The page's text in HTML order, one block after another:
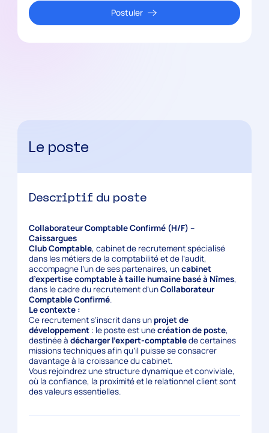
Postuler
Le poste
Descriptif du poste
Collaborateur Comptable Confirmé (H/F) –
Caissargues
Club Comptable, cabinet de recrutement spécialisé
dans les métiers de la comptabilité et de l’audit,
accompagne l’un de ses partenaires, uncabinet
d’expertise comptable à taille humaine basé à Nîmes,
dans le cadre du recrutement d’unCollaborateur
Comptable Confirmé.
Le contexte :
Ce recrutement s’inscrit dans un projet de
développement : le poste est unecréation de poste,
destinée àdécharger l’expert-comptablede certaines
missions techniques afin qu’il puisse se consacrer
davantage à la croissance du cabinet.
Vous rejoindrez une structure dynamique et conviviale,
où la confiance, la proximité et le relationnel client sont
des valeurs essentielles.